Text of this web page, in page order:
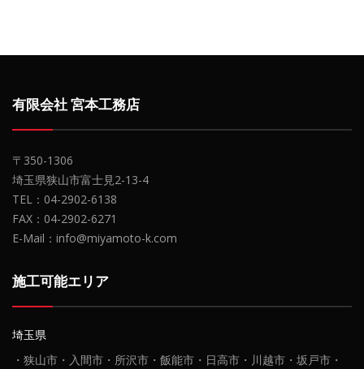
有限会社 宮本工務店
〒350-1306
埼玉県狭山市富士見2-13-4
TEL：04-2902-6138
FAX：04-2902-6271
E-Mail：info@miyamoto-k.com
施工可能エリア
埼玉県
・狭山市・入間市・所沢市・飯能市・日高市・川越市・坂戸市・